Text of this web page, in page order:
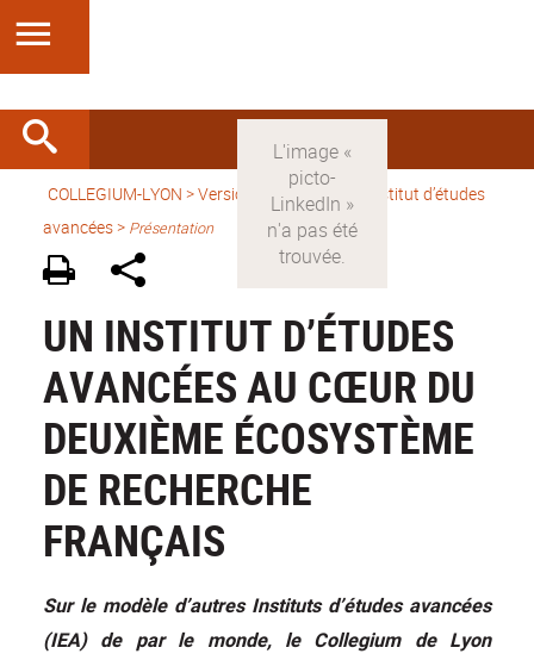
COLLEGIUM-LYON >Version française> Un Institut d’études
avancées > Présentation
UN INSTITUT D’ÉTUDES
AVANCÉES AU CŒUR DU
DEUXIÈME ÉCOSYSTÈME
DE RECHERCHE
FRANÇAIS
Sur le modèle d’autres Instituts d’études avancées
(IEA) de par le monde, le Collegium de Lyon